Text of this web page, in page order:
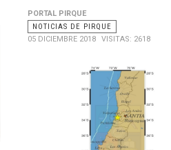
PORTAL PIRQUE
NOTICIAS DE PIRQUE
05 DICIEMBRE 2018
VISITAS: 2618